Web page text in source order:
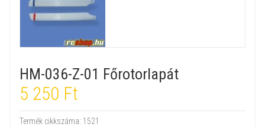
HM-036-Z-01 Főrotorlapát
5 250 Ft
Termék cikkszáma: 1521